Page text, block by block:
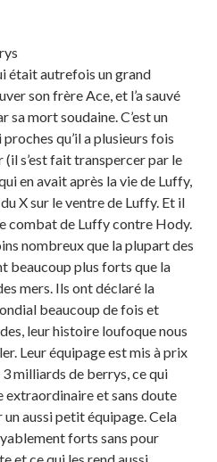
était autrefois un grand
son frère Ace, et l’a sauvé
mort soudaine. C’est un
qu’il a plusieurs fois
(il s’est fait transpercer par le
en avait après la vie de Luffy,
X sur le ventre de Luffy. Et il
combat de Luffy contre Hody.
nombreux que la plupart des
beaucoup plus forts que la
mers. Ils ont déclaré la
beaucoup de fois et
leur histoire loufoque nous
Leur équipage est mis à prix
milliards de berrys, ce qui
extraordinaire et sans doute
aussi petit équipage. Cela
forts sans pour